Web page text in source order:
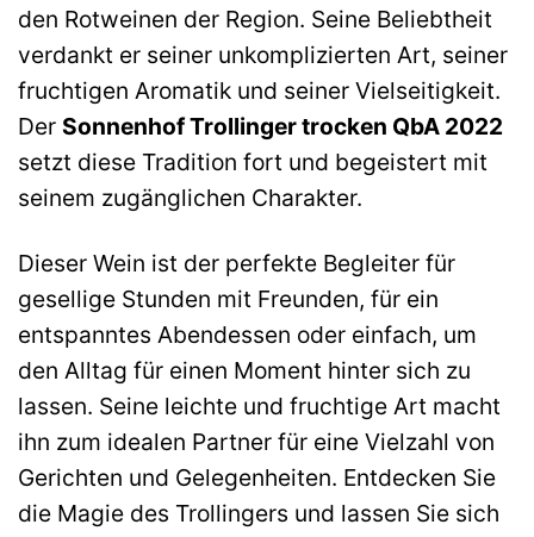
den Rotweinen der Region. Seine Beliebtheit
verdankt er seiner unkomplizierten Art, seiner
fruchtigen Aromatik und seiner Vielseitigkeit.
Der Sonnenhof Trollinger trocken QbA 2022
setzt diese Tradition fort und begeistert mit
seinem zugänglichen Charakter.
Dieser Wein ist der perfekte Begleiter für
gesellige Stunden mit Freunden, für ein
entspanntes Abendessen oder einfach, um
den Alltag für einen Moment hinter sich zu
lassen. Seine leichte und fruchtige Art macht
ihn zum idealen Partner für eine Vielzahl von
Gerichten und Gelegenheiten. Entdecken Sie
die Magie des Trollingers und lassen Sie sich